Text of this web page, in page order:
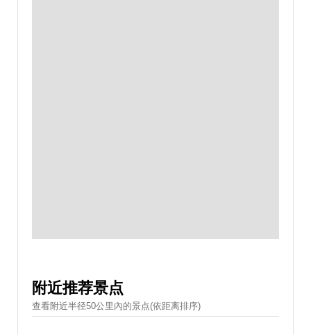
附近推荐景点
查看附近半径50公里內的景点(依距离排序)